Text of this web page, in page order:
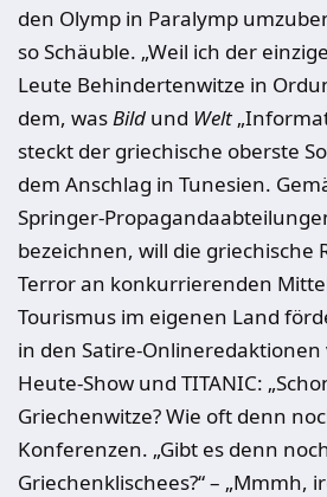
den Olymp in Paralymp
so Schäuble. „Weil ich der
Leute Behindertenwitze in
dem, wasBild und Welt
steckt der griechische oberste
dem Anschlag in Tunesien.
Springer-
bezeichnen, will die griechische
Terror an konkurrierenden
Tourismus im eigenen Land
in den Satire-Onlineredaktionen
Heute-Show und TITANIC:
Griechenwitze? Wie oft denn
Konferenzen. „Gibt es denn
Griechenklischees?“ – „Mmmh,